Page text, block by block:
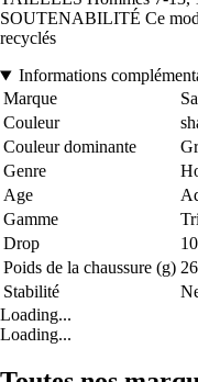
SOUTENABILITÉ Ce
recyclés
Informations
Marque
Couleur
Couleur dominante
Genre
Age
Gamme
Drop
Poids de la chaussure (g)
Stabilité
Loading...
Loading...